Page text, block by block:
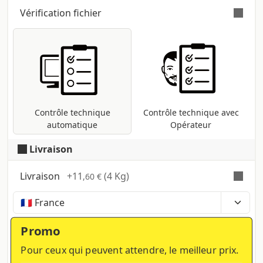
Vérification fichier
Contrôle technique
automatique
Contrôle technique avec
Opérateur
pour tous les fichiers pdf : contrôle des
dimensions et des polices ; conversion
dans le profil d'impression CMJN si
présentes d'autres méthodes (RVB,
Pantone, etc ...).
Livraison
Livraison +11 ,60 € (4 Kg)
Temps, coûts et taxes peuvent varier selon la
région et les produits contenus dans le panier
Promo
Pour ceux qui peuvent attendre, le meilleur prix.